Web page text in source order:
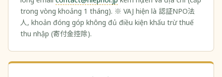
trong vòng khoảng 1 tháng). ※ VAJ hiện là 認証NPO法
人, khoản đóng góp không đủ điều kiện khấu trừ thuế
thu nhập (寄付金控除).